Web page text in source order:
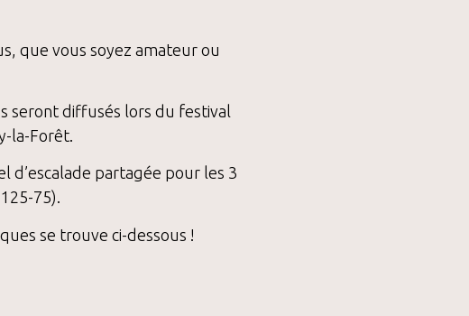
que vous soyez amateur ou
seront diffusés lors du festival
la-Forêt.
d’escalade partagée pour les 3
75).
se trouve ci-dessous !